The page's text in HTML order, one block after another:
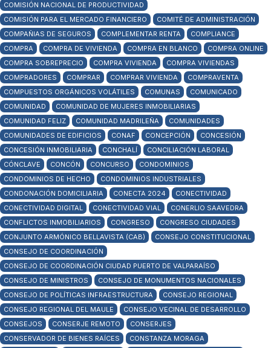
COMISIÓN NACIONAL DE PRODUCTIVIDAD
COMISIÓN PARA EL MERCADO FINANCIERO
COMITÉ DE ADMINISTRACIÓN
COMPAÑIAS DE SEGUROS
COMPLEMENTAR RENTA
COMPLIANCE
COMPRA
COMPRA DE VIVIENDA COMPRA EN BLANCO
COMPRA ONLINE
COMPRA SOBREPRECIO
COMPRA VIVIENDA
COMPRA VIVIENDAS
COMPRADORES
COMPRAR COMPRAR VIVIENDA
COMPRAVENTA
COMPUESTOS ORGÁNICOS VOLÁTILES
COMUNAS
COMUNICADO
COMUNIDAD
COMUNIDAD DE MUJERES INMOBILIARIAS
COMUNIDAD FELIZ
COMUNIDAD MADRILEÑA
COMUNIDADES
COMUNIDADES DE EDIFICIOS
CONAF CONCEPCIÓN
CONCESIÓN
CONCESIÓN INMOBILIARIA
CONCHALÍ
CONCILIACIÓN LABORAL
CÓNCLAVE
CONCÓN CONCURSO
CONDOMINIOS
CONDOMINIOS DE HECHO
CONDOMINIOS INDUSTRIALES
CONDONACIÓN DOMICILIARIA
CONECTA 2024
CONECTIVIDAD
CONECTIVIDAD DIGITAL
CONECTIVIDAD VIAL
CONERLIO SAAVEDRA
CONFLICTOS INMOBILIARIOS
CONGRESO
CONGRESO CIUDADES
CONJUNTO ARMÓNICO BELLAVISTA (CAB)
CONSEJO CONSTITUCIONAL
CONSEJO DE COORDINACIÓN
CONSEJO DE COORDINACIÓN CIUDAD PUERTO DE VALPARAÍSO
CONSEJO DE MINISTROS
CONSEJO DE MONUMENTOS NACIONALES
CONSEJO DE POLÍTICAS INFRAESTRUCTURA
CONSEJO REGIONAL
CONSEJO REGIONAL DEL MAULE
CONSEJO VECINAL DE DESARROLLO
CONSEJOS
CONSERJE REMOTO
CONSERJES
CONSERVADOR DE BIENES RAÍCES
CONSTANZA MORAGA